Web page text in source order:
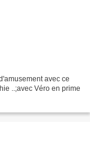
avec ce
..;avec Véro en prime